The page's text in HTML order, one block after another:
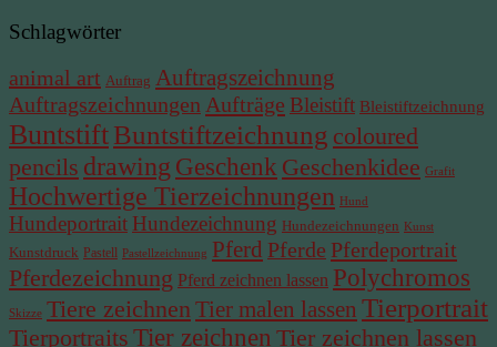
Schlagwörter
animal art Auftrag Auftragszeichnung
AuftragszeichnungenAufträge Bleistift Bleistiftzeichnung
BuntstiftBuntstiftzeichnung coloured
pencils drawing Geschenk Geschenkidee Grafit
Hochwertige Tierzeichnungen Hund
Hundeportrait Hundezeichnung Hundezeichnungen Kunst
Kunstdruck Pastell Pastellzeichnung Pferd Pferde Pferdeportrait
Pferdezeichnung Pferd zeichnen lassen Polychromos
Skizze Tiere zeichnenTier malen lassen Tierportrait
Tierportraits Tier zeichnen Tier zeichnen lassen